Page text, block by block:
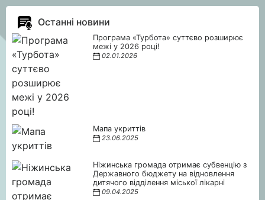
Останні новини
Програма «Турбота» суттєво розширює
межі у 2026 році!
02.01.2026
Мапа укриттів
23.06.2025
Ніжинська громада отримає субвенцію з
Державного бюджету на відновлення
дитячого відділення міської лікарні
09.04.2025